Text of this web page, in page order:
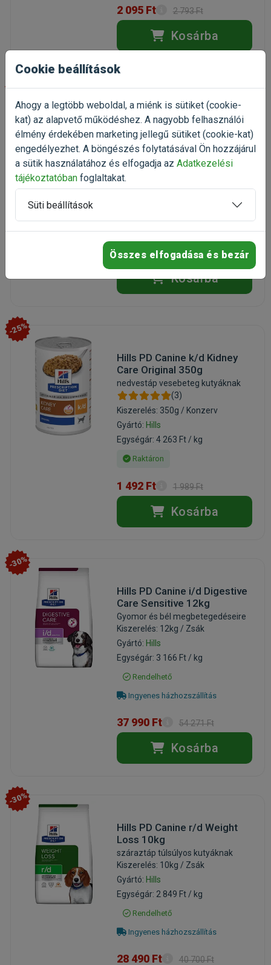
2 095 Ft 2 793 Ft
Kosárba
-25%
Hills PD Canine L/d Liver
Care 370g
máj- és emésztőszervi
problémákra
(2)
Kiszerelés: 370g / Konzerv
Gyártó:Hills
1 558 Ft 2 077 Ft
Kosárba
-25%
Hills PD Canine k/d Kidney
Care Original 350g
nedvestáp vesebeteg kutyáknak
(3)
Kiszerelés: 350g / Konzerv
Gyártó: Hills
Egységár: 4 263 Ft / kg
Raktáron
1 492 Ft 1 989 Ft
Kosárba
-30%
Hills PD Canine i/d Digestive
Care Sensitive 12kg
Gyomor és bél megbetegedéseire
Kiszerelés: 12kg / Zsák
Gyártó: Hills
Egységár: 3 166 Ft / kg
Rendelhető
Ingyenes házhozszállítás
37 990 Ft 54 271 Ft
Kosárba
-30%
Hills PD Canine r/d Weight
Loss 10kg
száraztáp túlsúlyos kutyáknak
Kiszerelés: 10kg / Zsák
Gyártó: Hills
Egységár: 2 849 Ft / kg
Rendelhető
Ingyenes házhozszállítás
28 490 Ft 40 700 Ft
Cookie beállítások
Ahogy a legtöbb weboldal, a miénk is sütiket (cookie-
kat) az alapvető működéshez. A nagyobb felhasználói
élmény érdekében marketing jellegű sütiket (cookie-kat)
engedélyezhet. A böngészés folytatásával Ön hozzájárul
a sütik használatához és elfogadja az Adatkezelési
tájékoztatóban foglaltakat.
Süti beállítások
Összes elfogadása és bezár